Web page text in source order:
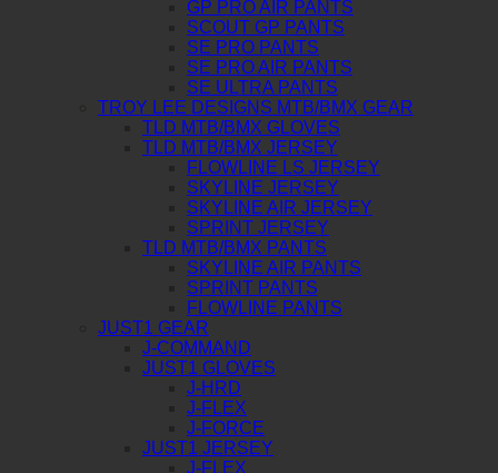
GP PRO AIR PANTS
SCOUT GP PANTS
SE PRO PANTS
SE PRO AIR PANTS
SE ULTRA PANTS
TROY LEE DESIGNS MTB/BMX GEAR
TLD MTB/BMX GLOVES
TLD MTB/BMX JERSEY
FLOWLINE LS JERSEY
SKYLINE JERSEY
SKYLINE AIR JERSEY
SPRINT JERSEY
TLD MTB/BMX PANTS
SKYLINE AIR PANTS
SPRINT PANTS
FLOWLINE PANTS
JUST1 GEAR
J-COMMAND
JUST1 GLOVES
J-HRD
J-FLEX
J-FORCE
JUST1 JERSEY
J-FLEX